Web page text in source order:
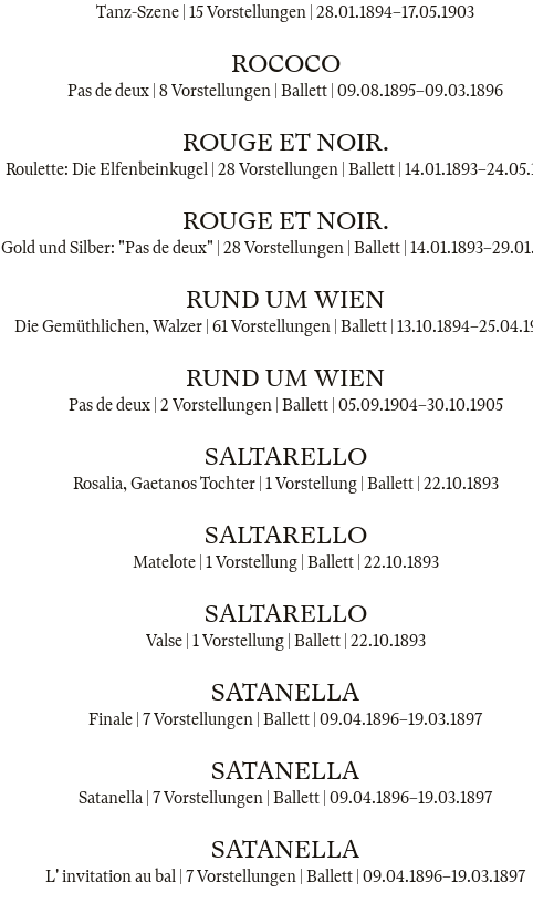
Tanz-Szene | 15 Vorstellungen | 28.01.1894–17.05.1903
ROCOCO
Pas de deux | 8 Vorstellungen | Ballett | 09.08.1895–09.03.1896
ROUGE ET NOIR.
Roulette: Die Elfenbeinkugel | 28 Vorstellungen | Ballett | 14.01.1893–
ROUGE ET NOIR.
Gold und Silber: "Pas de deux" | 28 Vorstellungen | Ballett | 14.01.1893–
RUND UM WIEN
Die Gemüthlichen, Walzer | 61 Vorstellungen | Ballett | 13.10.1894–
RUND UM WIEN
Pas de deux | 2 Vorstellungen | Ballett | 05.09.1904–30.10.1905
SALTARELLO
Rosalia, Gaetanos Tochter | 1 Vorstellung | Ballett | 22.10.1893
SALTARELLO
Matelote | 1 Vorstellung | Ballett | 22.10.1893
SALTARELLO
Valse | 1 Vorstellung | Ballett | 22.10.1893
SATANELLA
Finale | 7 Vorstellungen | Ballett | 09.04.1896–19.03.1897
SATANELLA
Satanella | 7 Vorstellungen | Ballett | 09.04.1896–19.03.1897
SATANELLA
L' invitation au bal | 7 Vorstellungen | Ballett | 09.04.1896–19.03.1897